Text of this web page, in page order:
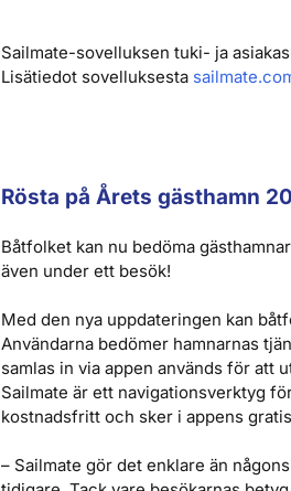
Sailmate-sovelluksen tuki- ja
Lisätiedot sovelluksesta
Rösta på Årets gästhamn
Båtfolket kan nu bedöma
även under ett besök!
Med den nya uppdateringen kan
Användarna bedömer hamnarnas
samlas in via appen används för att
Sailmate är ett navigationsverktyg
kostnadsfritt och sker i appens
– Sailmate gör det enklare än